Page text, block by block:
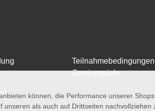
Gewinnspiele
können, die Performance unserer
als auch auf Drittseiten nachvollziehen